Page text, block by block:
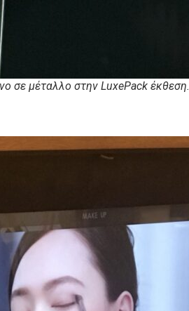
σε μέταλλο στην LuxePack έκθεση.